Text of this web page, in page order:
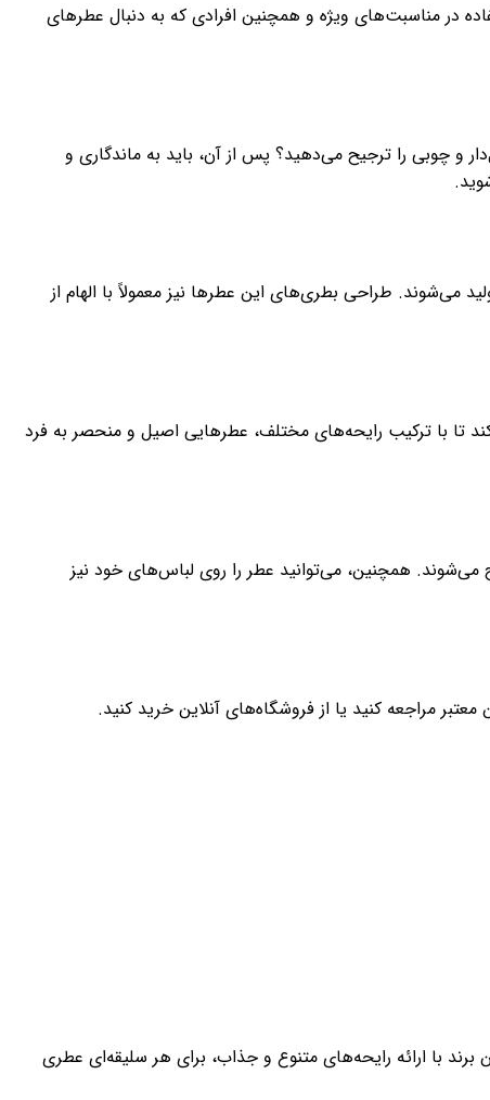
در مناسبت‌های ویژه و همچنین افرادی که به دنبال عطرهای
و چوبی را ترجیح می‌دهید؟ پس از آن، باید به ماندگاری و
می‌شوند. طراحی بطری‌های این عطرها نیز معمولاً با الهام از
با ترکیب رایحه‌های مختلف، عطرهایی اصیل و منحصر به فرد
همچنین، می‌توانید عطر را روی لباس‌های خود نیز
مراجعه کنید یا از فروشگاه‌های آنلاین خرید کنید.
با ارائه رایحه‌های متنوع و جذاب، برای هر سلیقه‌ای عطری